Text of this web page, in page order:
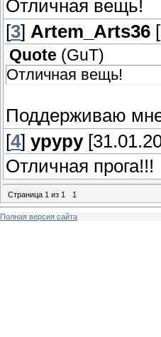
Отличная вещь!
[3] Artem_Arts36
Quote (GuT)
Отличная вещь!
Поддерживаю
[4] ypypy
Отличная прога!!!
Страница 1 из 1 1
Полная версия сайта